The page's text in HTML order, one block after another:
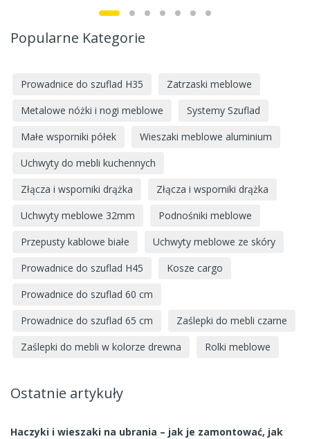
Popularne Kategorie
Prowadnice do szuflad H35
Zatrzaski meblowe
Metalowe nóżki i nogi meblowe
Systemy Szuflad
Małe wsporniki półek
Wieszaki meblowe aluminium
Uchwyty do mebli kuchennych
Złącza i wsporniki drążka
Złącza i wsporniki drążka
Uchwyty meblowe 32mm
Podnośniki meblowe
Przepusty kablowe białe
Uchwyty meblowe ze skóry
Prowadnice do szuflad H45
Kosze cargo
Prowadnice do szuflad 60 cm
Prowadnice do szuflad 65 cm
Zaślepki do mebli czarne
Zaślepki do mebli w kolorze drewna
Rolki meblowe
Ostatnie artykuły
Haczyki i wieszaki na ubrania – jak je zamontować, jak